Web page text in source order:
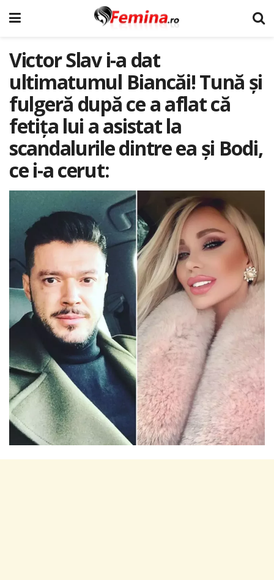
Victor Slav i-a dat
ultimatumul Biancăi! Tună şi
fulgeră după ce a aflat că
fetiţa lui a asistat la
scandalurile dintre ea şi Bodi,
ce i-a cerut: